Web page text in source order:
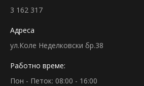
3 162 317
Адреса
ул.Коле Неделковски бр.38
Работно време:
Пон - Петок: 08:00 - 16:00